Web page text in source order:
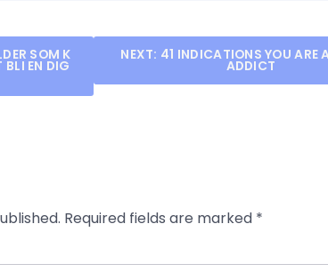
SOM K
EN DIG
NEXT: 41 INDICATIONS YOU ARE
ADDICT
Required fields are marked *